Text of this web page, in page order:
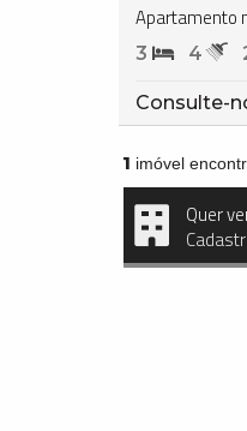
3 4
Consulte-
1 imóvel
Quer